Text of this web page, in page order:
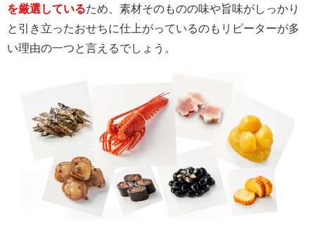
を厳選しているため、素材そのものの味や旨味がしっかり
と引き立ったおせちに仕上がっているのもリピーターが多
い理由の一つと言えるでしょう。